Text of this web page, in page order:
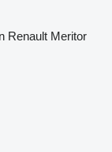
Renault Meritor